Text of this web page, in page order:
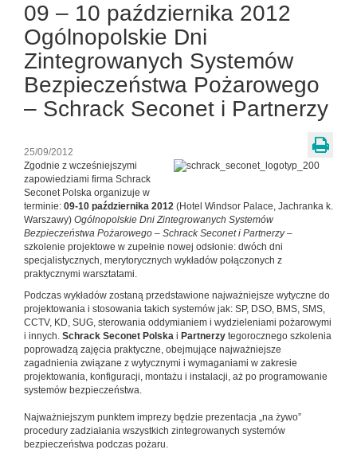
09 – 10 października 2012
Ogólnopolskie Dni
Zintegrowanych Systemów
Bezpieczeństwa Pożarowego
– Schrack Seconet i Partnerzy
25/09/2012
Zgodnie z wcześniejszymi
zapowiedziami firma Schrack
Seconet Polska organizuje w
terminie: 09-10 października 2012 (Hotel Windsor Palace, Jachranka k.
Warszawy) Ogólnopolskie Dni Zintegrowanych Systemów
Bezpieczeństwa Pożarowego – Schrack Seconet i Partnerzy–
szkolenie projektowe w zupełnie nowej odsłonie: dwóch dni
specjalistycznych, merytorycznych wykładów połączonych z
praktycznymi warsztatami.
Podczas wykładów zostaną przedstawione najważniejsze wytyczne do
projektowania i stosowania takich systemów jak: SP, DSO, BMS, SMS,
CCTV, KD, SUG, sterowania oddymianiem i wydzieleniami pożarowymi
i innych. Schrack Seconet Polska i Partnerzy tegorocznego szkolenia
poprowadzą zajęcia praktyczne, obejmujące najważniejsze
zagadnienia związane z wytycznymi i wymaganiami w zakresie
projektowania, konfiguracji, montażu i instalacji, aż po programowanie
systemów bezpieczeństwa.
Najważniejszym punktem imprezy będzie prezentacja „na żywo”
procedury zadziałania wszystkich zintegrowanych systemów
bezpieczeństwa podczas pożaru.